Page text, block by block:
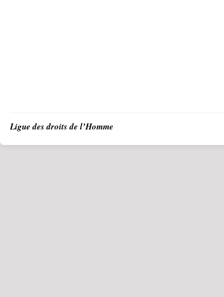
Ligue des droits de l’Homme